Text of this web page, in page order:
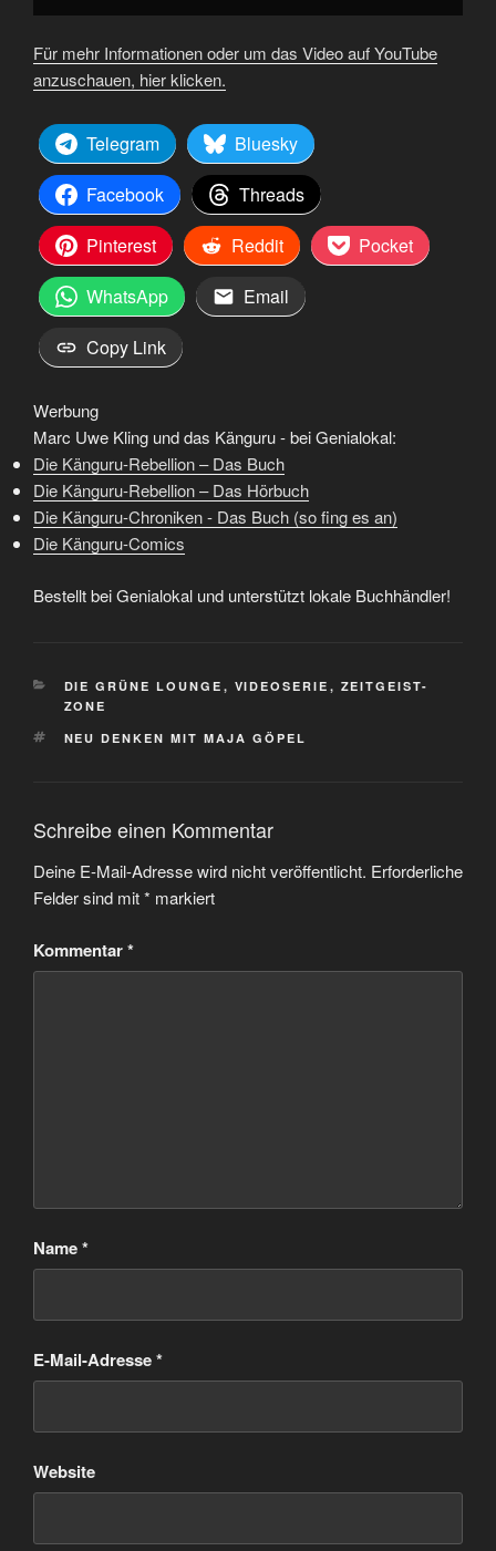
Für mehr Informationen oder um das Video auf YouTube
anzuschauen, hier klicken.
Telegram
Bluesky
Facebook
Threads
Pinterest
Reddit
Pocket
WhatsApp
Email
Copy Link
Werbung
Marc Uwe Kling und das Känguru - bei Genialokal:
Die Känguru-Rebellion – Das Buch
Die Känguru-Rebellion – Das Hörbuch
Die Känguru-Chroniken - Das Buch (so fing es an)
Die Känguru-Comics
Bestellt bei Genialokal und unterstützt lokale Buchhändler!
KATEGORIEN
DIE GRÜNE LOUNGE , VIDEOSERIE , ZEITGEIST-
ZONE
SCHLAGWÖRTER
NEU DENKEN MIT MAJA GÖPEL
Schreibe einen Kommentar
Deine E-Mail-Adresse wird nicht veröffentlicht. Erforderliche
Felder sind mit* markiert
Kommentar*
Name*
E-Mail-Adresse*
Website